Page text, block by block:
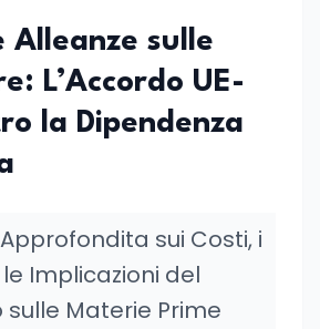
Alleanze sulle
L’Accordo UE-
la Dipendenza
Approfondita sui Costi, i
Implicazioni del
sulle Materie Prime